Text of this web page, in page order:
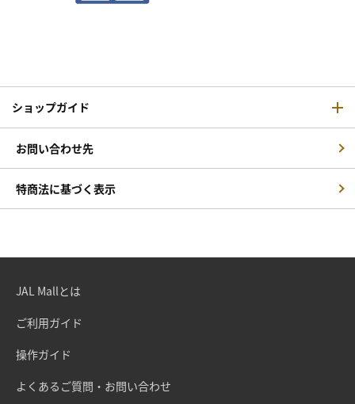
ショップガイド
お問い合わせ先
特商法に基づく表示
JAL Mallとは
ご利用ガイド
操作ガイド
よくあるご質問・お問い合わせ